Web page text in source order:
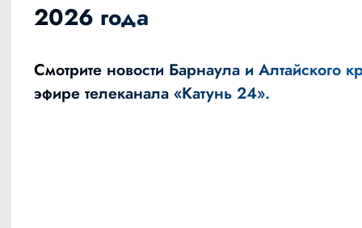
2026 года
Смотрите новости Барнаула и Алтайского
эфире телеканала «Катунь 24».